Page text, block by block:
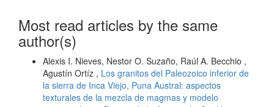
Most read articles by the same
author(s)
Alexis I. Nieves, Nestor O. Suzaño, Raúl A. Becchio ,
Agustín Ortíz , Los granitos del Paleozoico inferior de
la sierra de Inca Viejo, Puna Austral: aspectos
texturales de la mezcla de magmas y modelo